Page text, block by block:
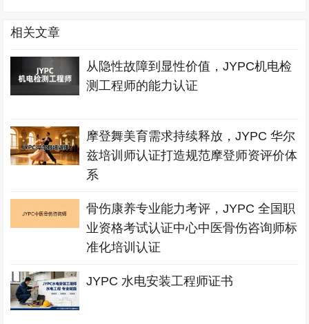
相关文章
从隐性故障到显性价值，JYPC机电检
测工程师的能力认证
摩登舞美育需求持续释放，JYPC 华尔
兹培训师认证打造规范摩登师资评价体
系
骨伤康养专业能力考评，JYPC 全国职
业资格考试认证中心中医骨伤咨询师标
准化培训认证
JYPC 水电安装工程师证书